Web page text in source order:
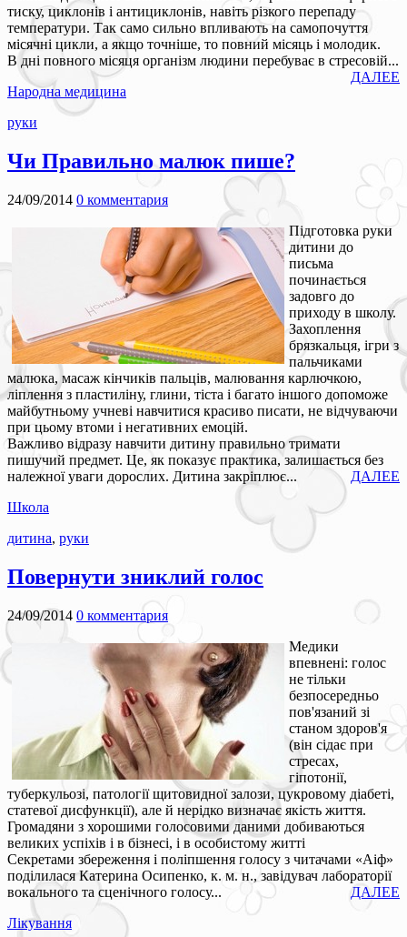
тиску, циклонів і антициклонів, навіть різкого перепаду
температури. Так само сильно впливають на самопочуття
місячні цикли, а якщо точніше, то повний місяць і молодик.
В дні повного місяця організм людини перебуває в стресовій...
ДАЛЕЕ
Народна медицина
руки
Чи Правильно малюк пише?
24/09/2014 0 комментария
Підготовка руки
дитини до
письма
починається
задовго до
приходу в школу.
Захоплення
брязкальця, ігри з
пальчиками
малюка, масаж кінчиків пальців, малювання карлючкою,
ліплення з пластиліну, глини, тіста і багато іншого допоможе
майбутньому учневі навчитися красиво писати, не відчуваючи
при цьому втоми і негативних емоцій.
Важливо відразу навчити дитину правильно тримати
пишучий предмет. Це, як показує практика, залишається без
належної уваги дорослих. Дитина закріплює...
ДАЛЕЕ
Школа
дитина, руки
Повернути зниклий голос
24/09/2014 0 комментария
Медики
впевнені: голос
не тільки
безпосередньо
пов'язаний зі
станом здоров'я
(він сідає при
стресах,
гіпотонії,
туберкульозі, патології щитовидної залози, цукровому діабеті,
статевої дисфункції), але й нерідко визначає якість життя.
Громадяни з хорошими голосовими даними добиваються
великих успіхів і в бізнесі, і в особистому житті
Секретами збереження і поліпшення голосу з читачами «Аіф»
поділилася Катерина Осипенко, к. м. н., завідувач лабораторії
вокального та сценічного голосу...
ДАЛЕЕ
Лікування